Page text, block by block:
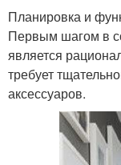
Планировка и
Первым шагом в
является
требует
аксессуаров.